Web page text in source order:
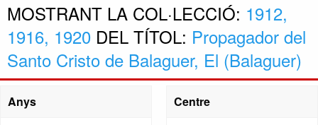
MOSTRANT LA COL·LECCIÓ: 1912,
1916, 1920 DEL TÍTOL: Propagador del
Santo Cristo de Balaguer, El (Balaguer)
Anys
Centre